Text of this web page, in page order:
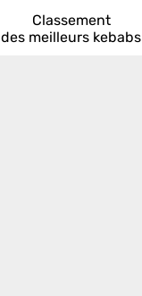
Classement
des meilleurs kebabs